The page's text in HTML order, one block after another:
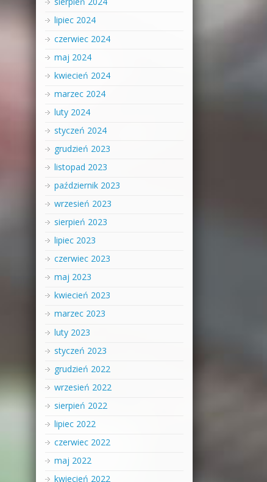
lipiec 2024
czerwiec 2024
maj 2024
kwiecień 2024
marzec 2024
luty 2024
styczeń 2024
grudzień 2023
listopad 2023
październik 2023
wrzesień 2023
sierpień 2023
lipiec 2023
czerwiec 2023
maj 2023
kwiecień 2023
marzec 2023
luty 2023
styczeń 2023
grudzień 2022
wrzesień 2022
sierpień 2022
lipiec 2022
czerwiec 2022
maj 2022
kwiecień 2022